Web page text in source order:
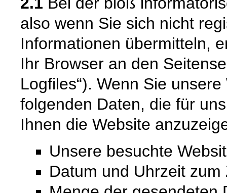
also wenn Sie sich nicht
Informationen übermitteln,
Ihr Browser an den
Logfiles“). Wenn Sie
folgenden Daten, die für
Ihnen die Website
Unsere besuchte
Datum und Uhrzeit